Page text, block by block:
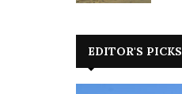
EDITOR'S PICKS